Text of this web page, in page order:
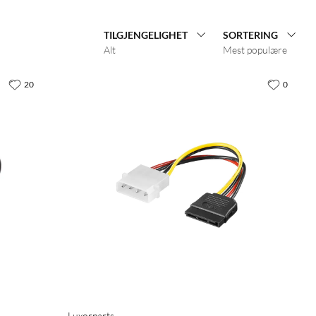
TILGJENGELIGHET
Alt
SORTERING
Mest populære
20 0